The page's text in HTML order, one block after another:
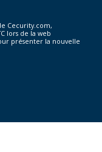
Cecurity.com,
lors de la web
présenter la nouvelle